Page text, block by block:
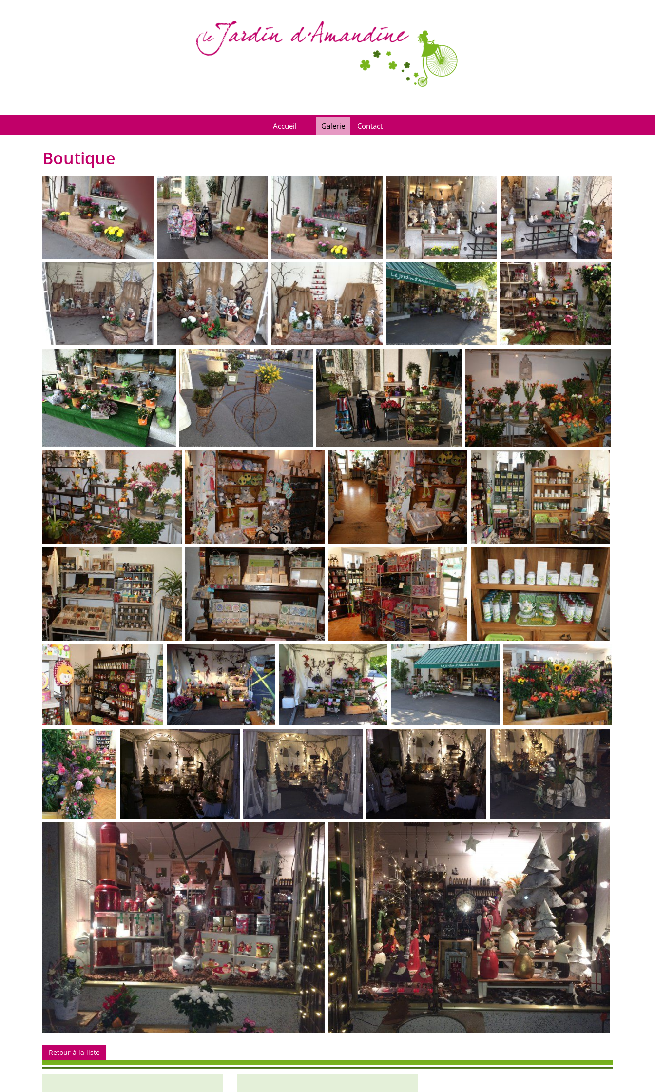
Accueil Galerie Contact
Boutique
Retour à la liste